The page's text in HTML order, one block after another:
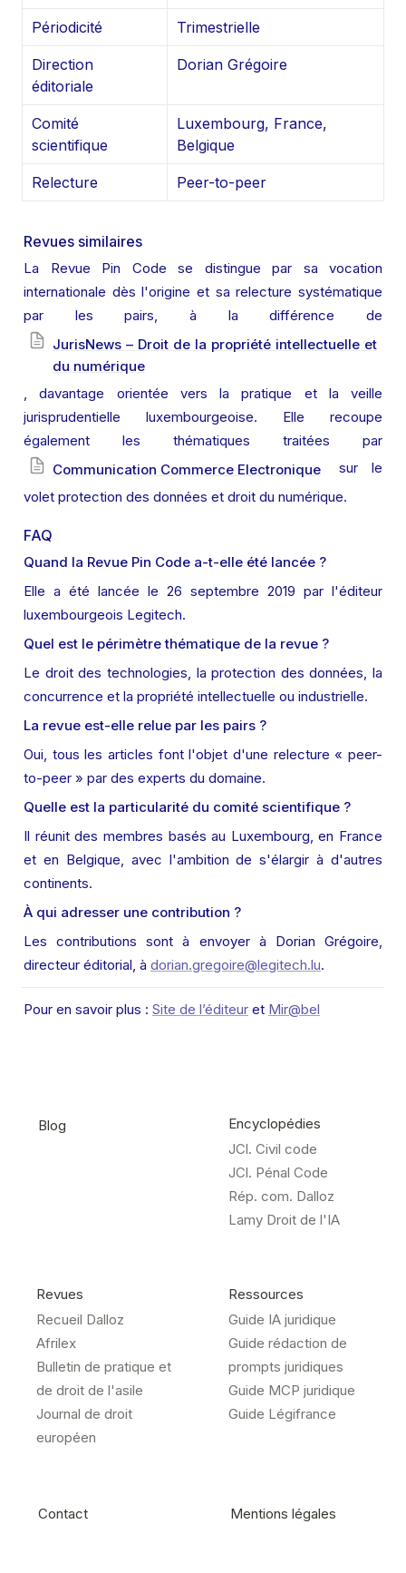
Périodicité Trimestrielle
Direction
éditoriale
Dorian Grégoire
Comité
scientifique
Luxembourg, France,
Belgique
Relecture Peer-to-peer
Revues similaires
La Revue Pin Code se distingue par sa vocation
internationale dès l'origine et sa relecture systématique
par les pairs, à la différence de
JurisNews – Droit de la propriété intellectuelle et
du numérique
, davantage orientée vers la pratique et la veille
jurisprudentielle luxembourgeoise. Elle recoupe
également les thématiques traitées par
Communication Commerce Electronique
sur le
volet protection des données et droit du numérique.
FAQ
Quand la Revue Pin Code a-t-elle été lancée ?
Elle a été lancée le 26 septembre 2019 par l'éditeur
luxembourgeois Legitech.
Quel est le périmètre thématique de la revue ?
Le droit des technologies, la protection des données, la
concurrence et la propriété intellectuelle ou industrielle.
La revue est-elle relue par les pairs ?
Oui, tous les articles font l'objet d'une relecture « peer-
to-peer » par des experts du domaine.
Quelle est la particularité du comité scientifique ?
Il réunit des membres basés au Luxembourg, en France
et en Belgique, avec l'ambition de s'élargir à d'autres
continents.
À qui adresser une contribution ?
Les contributions sont à envoyer à Dorian Grégoire,
directeur éditorial, à dorian.gregoire@legitech.lu.
Pour en savoir plus : Site de l’éditeur et Mir@bel
Blog
Encyclopédies
JCl. Civil code
JCl. Pénal Code
Rép. com. Dalloz
Lamy Droit de l'IA
Revues
Recueil Dalloz
Afrilex
Bulletin de pratique et
de droit de l'asile
Journal de droit
européen
Ressources
Guide IA juridique
Guide rédaction de
prompts juridiques
Guide MCP juridique
Guide Légifrance
Contact Mentions légales